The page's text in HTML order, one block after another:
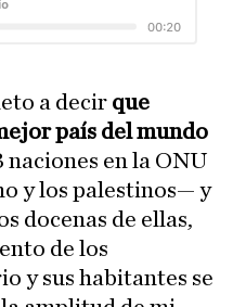
a decir que
país del mundo
naciones en la ONU
y los palestinos— y
docenas de ellas,
de los
y sus habitantes se